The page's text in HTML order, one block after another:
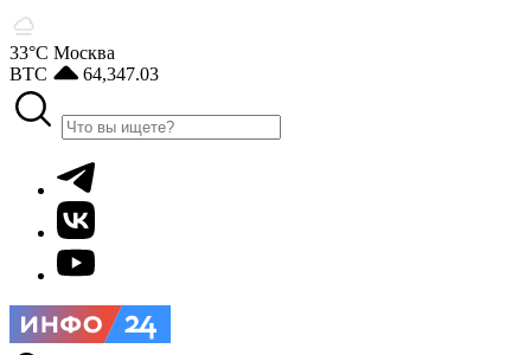
33°С Москва
BTC
64,347.03